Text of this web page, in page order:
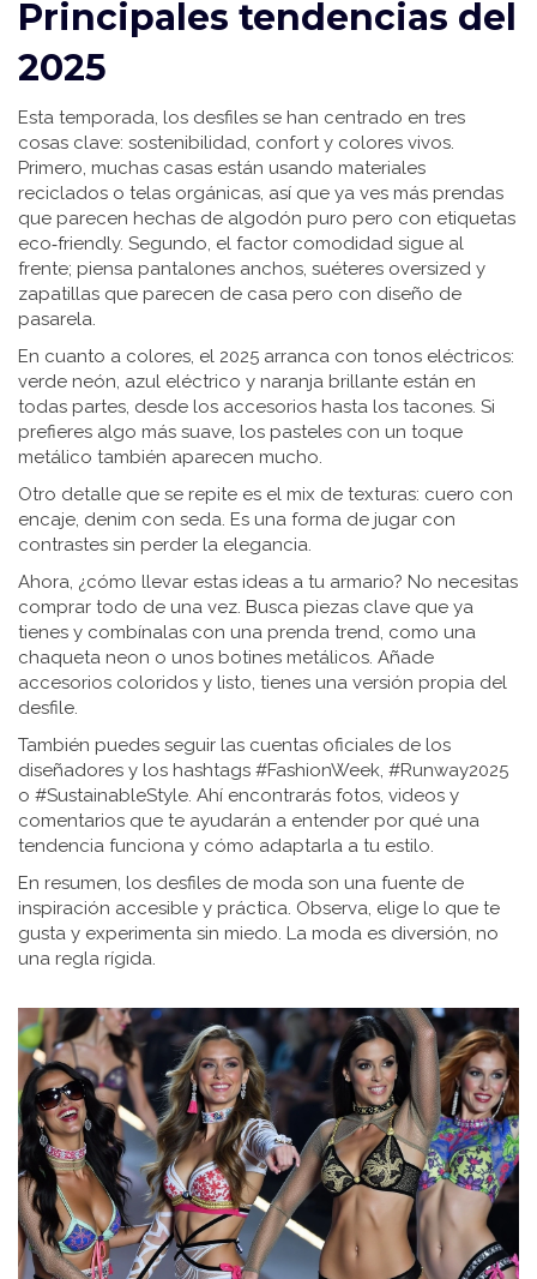
Principales tendencias del
2025
Esta temporada, los desfiles se han centrado en tres
cosas clave: sostenibilidad, confort y colores vivos.
Primero, muchas casas están usando materiales
reciclados o telas orgánicas, así que ya ves más prendas
que parecen hechas de algodón puro pero con etiquetas
eco‑friendly. Segundo, el factor comodidad sigue al
frente; piensa pantalones anchos, suéteres oversized y
zapatillas que parecen de casa pero con diseño de
pasarela.
En cuanto a colores, el 2025 arranca con tonos eléctricos:
verde neón, azul eléctrico y naranja brillante están en
todas partes, desde los accesorios hasta los tacones. Si
prefieres algo más suave, los pasteles con un toque
metálico también aparecen mucho.
Otro detalle que se repite es el mix de texturas: cuero con
encaje, denim con seda. Es una forma de jugar con
contrastes sin perder la elegancia.
Ahora, ¿cómo llevar estas ideas a tu armario? No necesitas
comprar todo de una vez. Busca piezas clave que ya
tienes y combínalas con una prenda trend, como una
chaqueta neon o unos botines metálicos. Añade
accesorios coloridos y listo, tienes una versión propia del
desfile.
También puedes seguir las cuentas oficiales de los
diseñadores y los hashtags #FashionWeek, #Runway2025
o #SustainableStyle. Ahí encontrarás fotos, videos y
comentarios que te ayudarán a entender por qué una
tendencia funciona y cómo adaptarla a tu estilo.
En resumen, los desfiles de moda son una fuente de
inspiración accesible y práctica. Observa, elige lo que te
gusta y experimenta sin miedo. La moda es diversión, no
una regla rígida.